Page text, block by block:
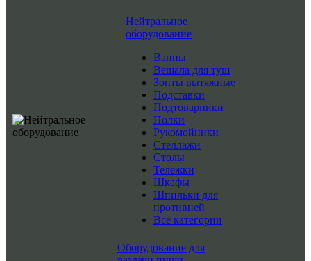
Нейтральное
оборудование
Ванны
Вешала для туш
Зонты вытяжные
Подставки
Подтоварники
Полки
Рукомойники
Стеллажи
Столы
Тележки
Шкафы
Шпильки для
противней
Все категории
Оборудование для